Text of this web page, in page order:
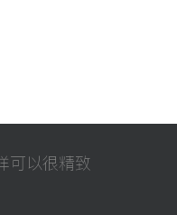
可以很精致